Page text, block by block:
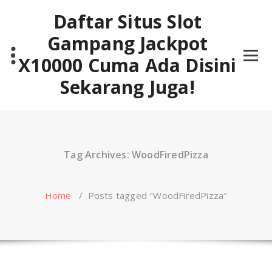
Daftar Situs Slot
Gampang Jackpot
X10000 Cuma Ada Disini
Sekarang Juga!
Tag Archives: WoodFiredPizza
Home / Posts tagged "WoodFiredPizza"